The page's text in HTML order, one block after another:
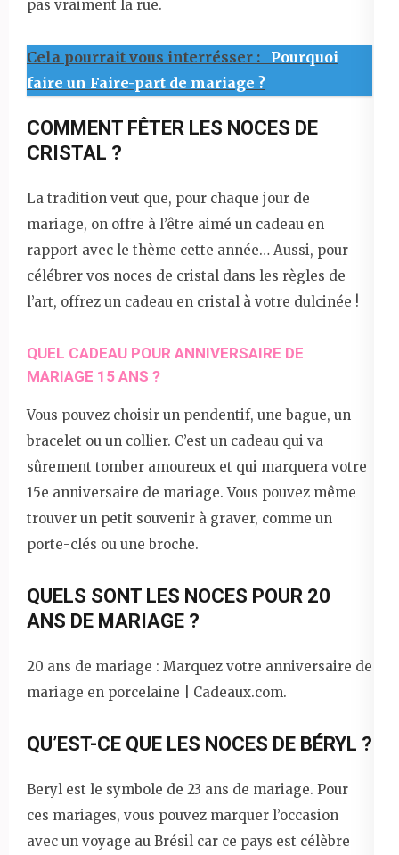
pas vraiment la rue.
Cela pourrait vous interrésser :
Pourquoi
faire un Faire-part de mariage ?
COMMENT FÊTER LES NOCES DE
CRISTAL ?
La tradition veut que, pour chaque jour de
mariage, on offre à l’être aimé un cadeau en
rapport avec le thème cette année… Aussi, pour
célébrer vos noces de cristal dans les règles de
l’art, offrez un cadeau en cristal à votre dulcinée !
QUEL CADEAU POUR ANNIVERSAIRE DE
MARIAGE 15 ANS ?
Vous pouvez choisir un pendentif, une bague, un
bracelet ou un collier. C’est un cadeau qui va
sûrement tomber amoureux et qui marquera votre
15e anniversaire de mariage. Vous pouvez même
trouver un petit souvenir à graver, comme un
porte-clés ou une broche.
QUELS SONT LES NOCES POUR 20
ANS DE MARIAGE ?
20 ans de mariage : Marquez votre anniversaire de
mariage en porcelaine | Cadeaux.com.
QU’EST-CE QUE LES NOCES DE BÉRYL ?
Beryl est le symbole de 23 ans de mariage. Pour
ces mariages, vous pouvez marquer l’occasion
avec un voyage au Brésil car ce pays est célèbre